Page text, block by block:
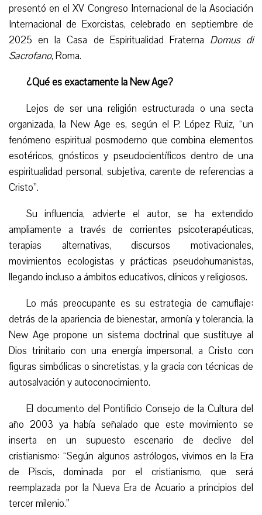
presentó en el XV Congreso Internacional de la Asociación
Internacional de Exorcistas, celebrado en septiembre de
2025 en la Casa de Espiritualidad Fraterna Domus di
Sacrofano, Roma.
¿Qué es exactamente la New Age?
Lejos de ser una religión estructurada o una secta
organizada, la New Age es, según el P. López Ruiz, “un
fenómeno espiritual posmoderno que combina elementos
esotéricos, gnósticos y pseudocientíficos dentro de una
espiritualidad personal, subjetiva, carente de referencias a
Cristo”.
Su influencia, advierte el autor, se ha extendido
ampliamente a través de corrientes psicoterapéuticas,
terapias alternativas, discursos motivacionales,
movimientos ecologistas y prácticas pseudohumanistas,
llegando incluso a ámbitos educativos, clínicos y religiosos.
Lo más preocupante es su estrategia de camuflaje:
detrás de la apariencia de bienestar, armonía y tolerancia, la
New Age propone un sistema doctrinal que sustituye al
Dios trinitario con una energía impersonal, a Cristo con
figuras simbólicas o sincretistas, y la gracia con técnicas de
autosalvación y autoconocimiento.
El documento del Pontificio Consejo de la Cultura del
año 2003 ya había señalado que este movimiento se
inserta en un supuesto escenario de declive del
cristianismo: “Según algunos astrólogos, vivimos en la Era
de Piscis, dominada por el cristianismo, que será
reemplazada por la Nueva Era de Acuario a principios del
tercer milenio.”